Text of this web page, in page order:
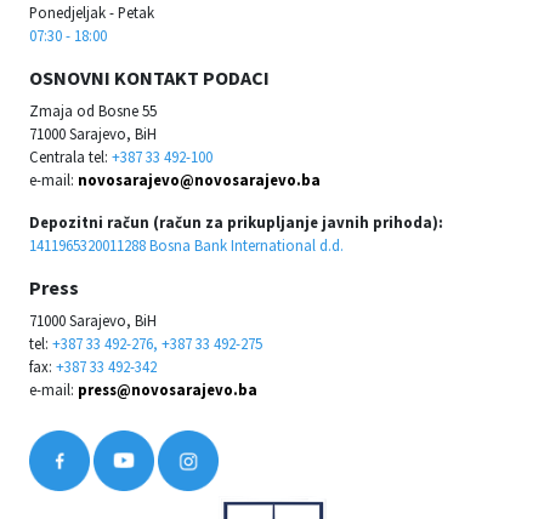
Ponedjeljak - Petak
07:30 - 18:00
OSNOVNI KONTAKT PODACI
Zmaja od Bosne 55
71000 Sarajevo, BiH
Centrala tel: +387 33 492-100
e-mail: novosarajevo@novosarajevo.ba
Depozitni račun (račun za prikupljanje javnih prihoda):
1411965320011288 Bosna Bank International d.d.
Press
71000 Sarajevo, BiH
tel: +387 33 492-276, +387 33 492-275
fax: +387 33 492-342
e-mail: press@novosarajevo.ba